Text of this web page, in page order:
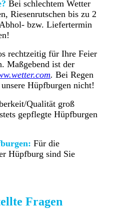
Bei schlechtem Wetter
Riesenrutschen bis zu 2
bzw. Liefertermin
rechtzeitig für Ihre Feier
Maßgebend ist der
.Bei Regen
Hüpfburgen nicht!
Qualität groß
gepflegte Hüpfburgen
Für die
Hüpfburg sind Sie
Fragen